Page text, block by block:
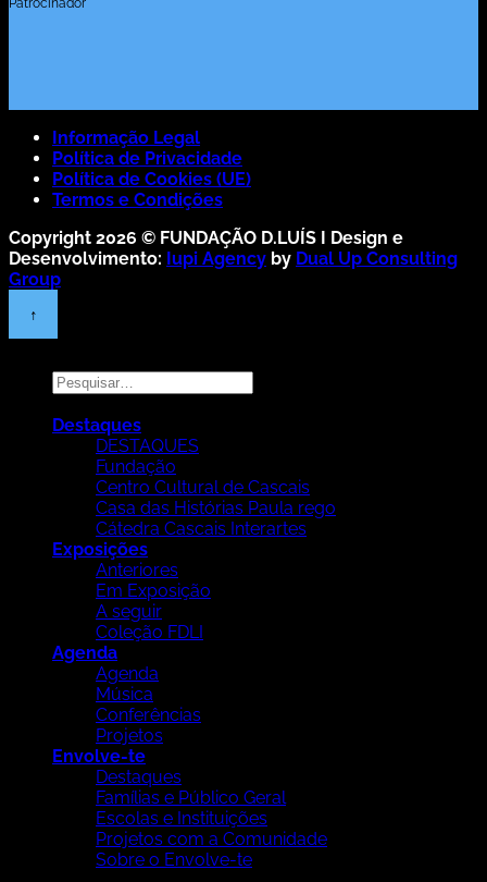
Informação Legal
Política de Privacidade
Política de Cookies (UE)
Termos e Condições
Copyright 2026 © FUNDAÇÃO D.LUÍS I Design e
Desenvolvimento: Iupi Agency by Dual Up Consulting
Group
Pesquisar
por:
Destaques
DESTAQUES
Fundação
Centro Cultural de Cascais
Casa das Histórias Paula rego
Cátedra Cascais Interartes
Exposições
Anteriores
Em Exposição
A seguir
Coleção FDLI
Agenda
Agenda
Música
Conferências
Projetos
Envolve-te
Destaques
Famílias e Público Geral
Escolas e Instituições
Projetos com a Comunidade
Sobre o Envolve-te